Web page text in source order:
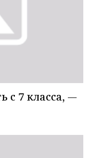
с 7 класса, —